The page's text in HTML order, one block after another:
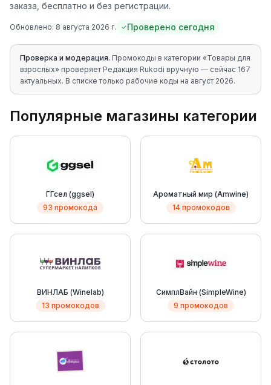
заказа, бесплатно и без регистрации.
Обновлено: 8 августа 2026 г. Проверено сегодня
Проверка и модерация. Промокоды в категории «Товары для
взрослых» проверяет Редакция Rukodi вручную — сейчас 167
актуальных. В списке только рабочие коды на август 2026.
Популярные магазины категории
ГГсел (ggsel)
93 промокода
Ароматный мир (Amwine)
14 промокодов
ВИНЛАБ (Winelab)
13 промокодов
СимплВайн (SimpleWine)
9 промокодов